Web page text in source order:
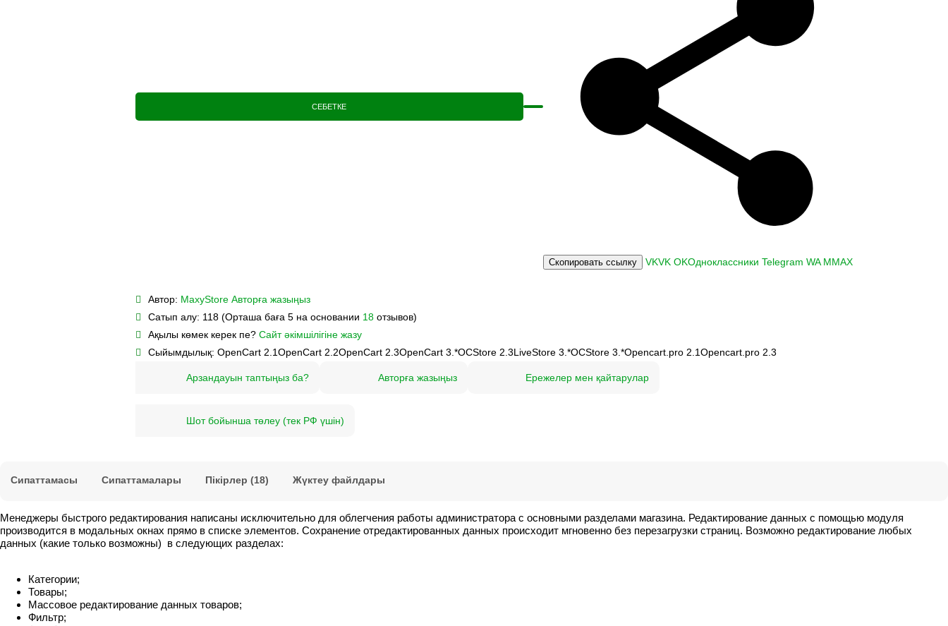
СЕБЕТКЕ
Скопировать ссылку VKVK OKОдноклассники Telegram WA MMAX
Автор: MaxyStore Авторға жазыңыз
Сатып алу: 118 (Орташа баға 5 на основании 18отзывов)
Ақылы көмек керек пе? Сайт әкімшілігіне жазу
Сыйымдылық: OpenCart 2.1OpenCart 2.2OpenCart 2.3OpenCart 3.*OCStore 2.3LiveStore 3.*OCStore 3.*Opencart.pro 2.1Opencart.pro 2.3
Арзандауын таптыңыз ба? Авторға жазыңыз Ережелер мен қайтарулар
Шот бойынша төлеу (тек РФ үшін)
Сипаттамасы Сипаттамалары Пікірлер (18) Жүктеу файлдары
Менеджеры быстрого редактирования написаны исключительно для облегчения работы администратора с основными разделами магазина. Редактирование данных с помощью модуля
производится в модальных окнах прямо в списке элементов. Сохранение отредактированных данных происходит мгновенно без перезагрузки страниц. Возможно редактирование любых
данных (какие только возможны) в следующих разделах:
Категории;
Товары;
Массовое редактирование данных товаров;
Фильтр;